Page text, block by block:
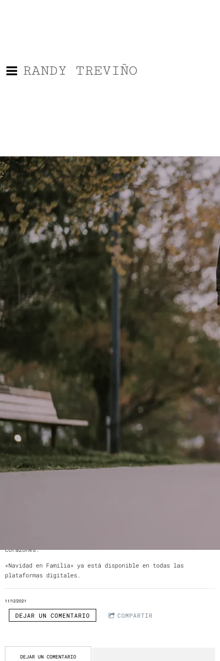
RANDY TREVIÑO
Volver a todas las entradas
Randy Treviño presenta su nuevo álbum,
«Navidad en familia »; feat Olga Treviño
Por Nissi Medios
December 3
Randy Treviño presenta su nuevo álbum, «Navidad en familia »;
feat Olga Trevino
Arkansas, Estados Unidos (3 de diciembre de 2021) - De la
mano de su nuevo álbum, «Navidad en familia », Randy Treviño
regresa a la escena musical con el nuevo sencillo “VE DILO A
LAS MONTAÑAS” con la colaboración de su esposa Olga Treviño.
Luego de lanzar sus más recientes éxitos, «Me Escuchas» y «Me
Rescató», el cantautor termina el año con la intención de
presentar una lista de temas, precisamente para la época, que
comparta el mensaje del evangelio e inspire alegría y
gratitud a sus oyentes.
«Ve Dilo en las Montañas», «Al mundo paz», «Venid fieles
todos», «Santa la noche», «Dulce presencia» y «Noche de paz»
hablan del corazón de Cristo, «el cual siempre está dispuesto
a salvar, perdonar y restaurar las vidas que reconocen la
necesidad de Su amor».
Para Randy Treviño, los tiempos navideños son especiales en
varios sentidos, «muchos celebran a Jesús, otros están en
desacuerdo. Muchos ríen y disfrutan, pero otros pasan
momentos de profunda tristeza y/o soledad. Aquí es donde
llega la música; esa herramienta invaluable que Dios nos ha
corazones.
«Navidad en Familia» ya está disponible en todas las
plataformas digitales.
11/12/2021
DEJAR UN COMENTARIO COMPARTIR
DEJAR UN COMENTARIO